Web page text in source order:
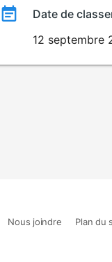
Date de
12 septembre
Nous joindre Plan du